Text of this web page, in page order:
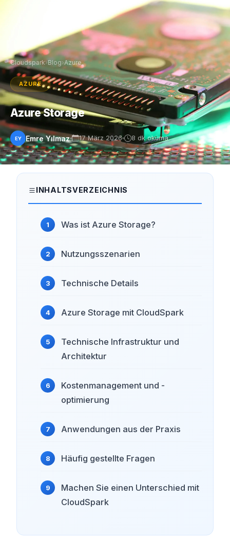
Cloudspark›Blog›Azure
AZURE
Azure Storage
EY Emre Yılmaz 17 März 2026 8 dk okuma
INHALTSVERZEICHNIS
Was ist Azure Storage?
Nutzungsszenarien
Technische Details
Azure Storage mit CloudSpark
Technische Infrastruktur und
Architektur
Kostenmanagement und -
optimierung
Anwendungen aus der Praxis
Häufig gestellte Fragen
Machen Sie einen Unterschied mit
CloudSpark